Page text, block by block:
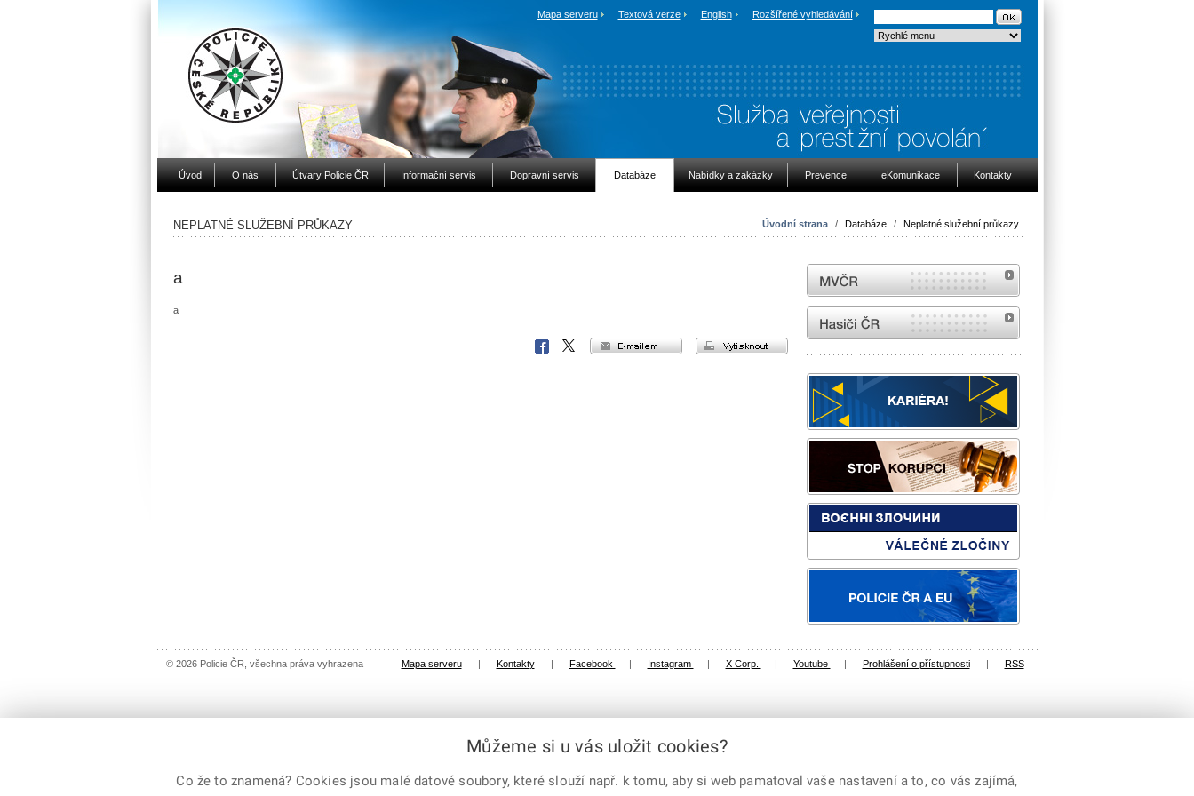
Mapa serveru Textová verze English Rozšířené vyhledávání
Úvod O nás Útvary Policie ČR Informační servis Dopravní servis Databáze Nabídky a zakázky Prevence eKomunikace Kontakty
Úvodní strana / Databáze / Neplatné služební průkazy
NEPLATNÉ SLUŽEBNÍ PRŮKAZY
a
a
vytisknout
e-mailem
X
Facebook
MVČR
internetové stránky Hasiči ČR
© 2026 Policie ČR, všechna práva vyhrazena Mapa serveru | Kontakty | Facebook | Instagram | X Corp. | Youtube | Prohlášení o přístupnosti | RSS
Můžeme si u vás uložit cookies?
Co že to znamená? Cookies jsou malé datové soubory, které slouží např. k tomu, aby si web pamatoval vaše nastavení a to, co vás zajímá,